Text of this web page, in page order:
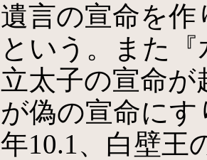
遺言の宣命を作
という。また
立太子の宣命
が偽の宣命に
年10.1、白壁王